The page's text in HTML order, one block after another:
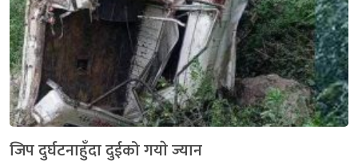
जिप दुर्घटनाहुँदा दुईको गयाे ज्यान